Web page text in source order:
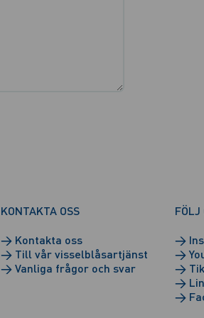
KONTAKTA OSS
→Kontakta oss
→Till vår visselblåsartjänst
→Vanliga frågor och svar
FÖLJ
→
→
→
→
→